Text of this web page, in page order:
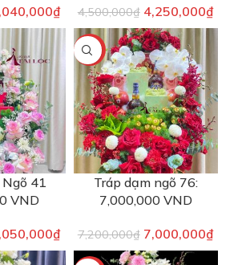
₫ 4,500,000₫ 4,250,000₫
41
VND
₫
-3%
Tráp dạm ngõ 76:
7,000,000 VND
7,200,000₫ 7,000,000₫